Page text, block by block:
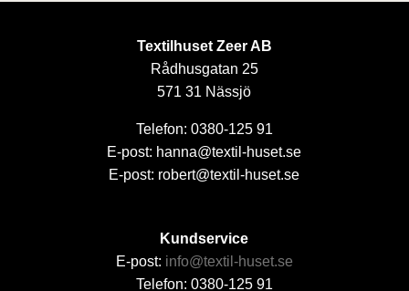
Textilhuset Zeer AB
Rådhusgatan 25
571 31 Nässjö
Telefon: 0380-125 91
E-post: hanna@textil-huset.se
E-post: robert@textil-huset.se
Kundservice
E-post: info@textil-huset.se
Telefon: 0380-125 91